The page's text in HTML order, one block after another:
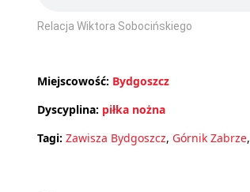
Relacja Wiktora Sobocińskiego
Miejscowość: Bydgoszcz
Dyscyplina: piłka nożna
Tagi: Zawisza Bydgoszcz, Górnik Zabrze,